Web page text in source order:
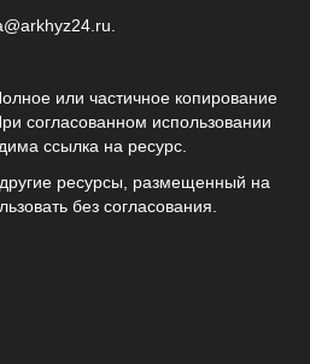
или частичное копирование
согласованном использовании
ссылка на ресурс.
ресурсы, размещенный на
без согласования.